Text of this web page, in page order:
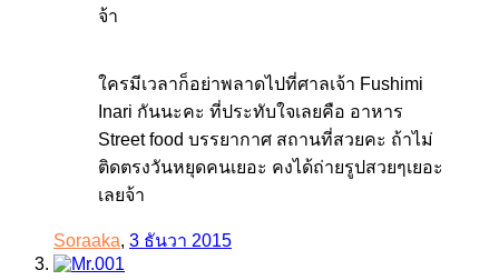
จ้า
ใครมีเวลาก็อย่าพลาดไปที่ศาลเจ้า Fushimi
Inari กันนะคะ ที่ประทับใจเลยคือ อาหาร
Street food บรรยากาศ สถานที่สวยคะ ถ้าไม่
ติดตรงวันหยุดคนเยอะ คงได้ถ่ายรูปสวยๆเยอะ
เลยจ้า
Soraaka, 3 ธันวา 2015